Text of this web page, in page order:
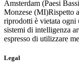
Amsterdam (Paesi
Monzese (MI)Rispetto
riprodotti è vietata ogni
sistemi di intelligenza
espresso di utilizzare
Legal